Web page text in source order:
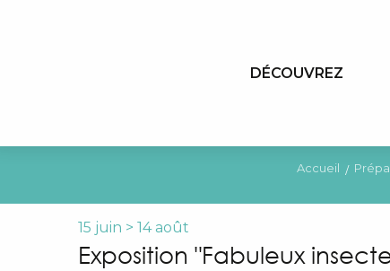
DÉCOUVREZ
Accueil
15 juin > 14 août
Exposition "Fabuleux